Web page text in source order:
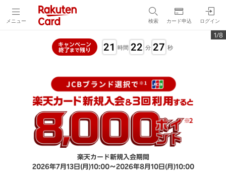
メニュー 検索 カード申込 ログイン
1/8
キャンペーン
終了まで残り 21 時間 22 分 27 秒
楽天カード新規入会期間
2026年7月13日(月)10:00～2026年8月10日(月)10:00